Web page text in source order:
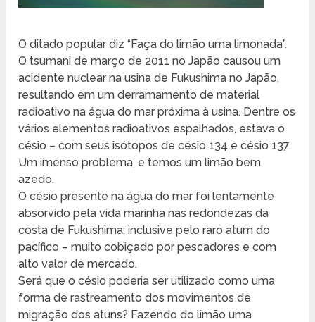
O ditado popular diz “Faça do limão uma limonada”.
O tsumani de março de 2011 no Japão causou um
acidente nuclear na usina de Fukushima no Japão,
resultando em um derramamento de material
radioativo na água do mar próxima à usina. Dentre os
vários elementos radioativos espalhados, estava o
césio – com seus isótopos de césio 134 e césio 137.
Um imenso problema, e temos um limão bem
azedo.
O césio presente na água do mar foi lentamente
absorvido pela vida marinha nas redondezas da
costa de Fukushima; inclusive pelo raro atum do
pacífico – muito cobiçado por pescadores e com
alto valor de mercado.
Será que o césio poderia ser utilizado como uma
forma de rastreamento dos movimentos de
migração dos atuns? Fazendo do limão uma